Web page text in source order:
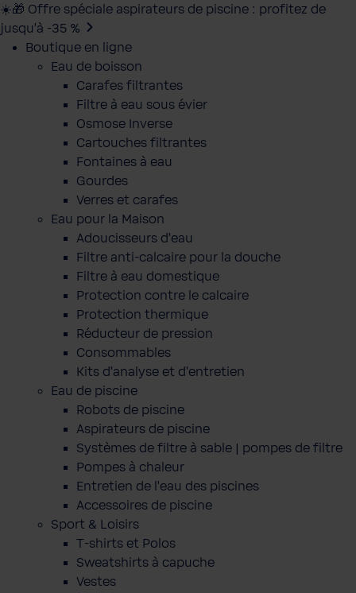
☀️🎁 Offre spéciale aspirateurs de piscine : profitez de
jusqu’à -35 %
Boutique en ligne
Eau de boisson
Carafes filtrantes
Filtre à eau sous évier
Osmose Inverse
Cartouches filtrantes
Fontaines à eau
Gourdes
Verres et carafes
Eau pour la Maison
Adoucisseurs d'eau
Filtre anti-calcaire pour la douche
Filtre à eau domestique
Protection contre le calcaire
Protection thermique
Réducteur de pression
Consommables
Kits d'analyse et d'entretien
Eau de piscine
Robots de piscine
Aspirateurs de piscine
Systèmes de filtre à sable | pompes de filtre
Pompes à chaleur
Entretien de l'eau des piscines
Accessoires de piscine
Sport & Loisirs
T-shirts et Polos
Sweatshirts à capuche
Vestes